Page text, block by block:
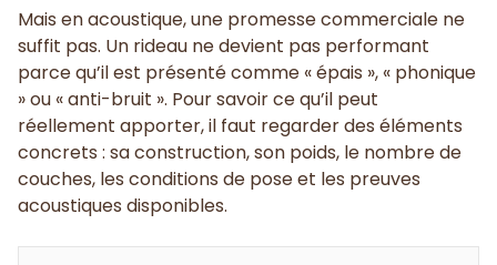
Mais en acoustique, une promesse commerciale ne
suffit pas. Un rideau ne devient pas performant
parce qu’il est présenté comme « épais », « phonique
» ou « anti-bruit ». Pour savoir ce qu’il peut
réellement apporter, il faut regarder des éléments
concrets : sa construction, son poids, le nombre de
couches, les conditions de pose et les preuves
acoustiques disponibles.